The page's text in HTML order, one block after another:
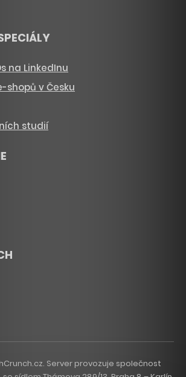
na LinkedInu
shopů v Česku
studií
Server provozuje společnost